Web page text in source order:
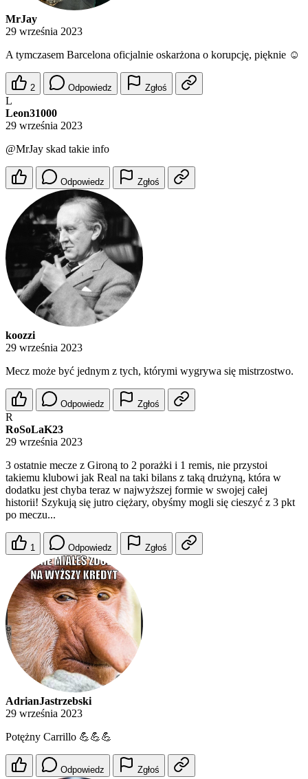
MrJay
29 września 2023
A tymczasem Barcelona oficjalnie oskarżona o korupcję, pięknie ☺️
2 Odpowiedz Zgłoś
L
Leon31000
29 września 2023
@MrJay skad takie info
Odpowiedz Zgłoś
koozzi
29 września 2023
Mecz może być jednym z tych, którymi wygrywa się mistrzostwo.
Odpowiedz Zgłoś
R
RoSoLaK23
29 września 2023
3 ostatnie mecze z Gironą to 2 porażki i 1 remis, nie przystoi
takiemu klubowi jak Real na taki bilans z taką drużyną, która w
dodatku jest chyba teraz w najwyższej formie w swojej całej
historii! Szykują się jutro ciężary, obyśmy mogli się cieszyć z 3 pkt
po meczu...
1 Odpowiedz Zgłoś
AdrianJastrzebski
29 września 2023
Potężny Carrillo 💪💪💪
Odpowiedz Zgłoś